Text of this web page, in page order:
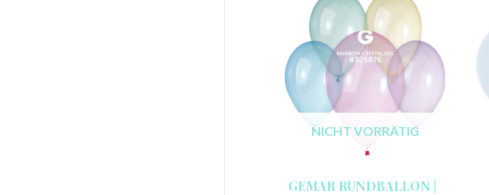
NICHT VORRÄTIG
GEMAR RUNDBALLON |